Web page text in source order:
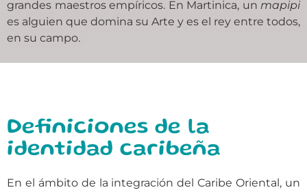
grandes maestros empíricos. En Martinica, un mapipi
es alguien que domina su Arte y es el rey entre todos,
en su campo.
Definiciones de la
identidad caribeña
En el ámbito de la integración del Caribe Oriental, un